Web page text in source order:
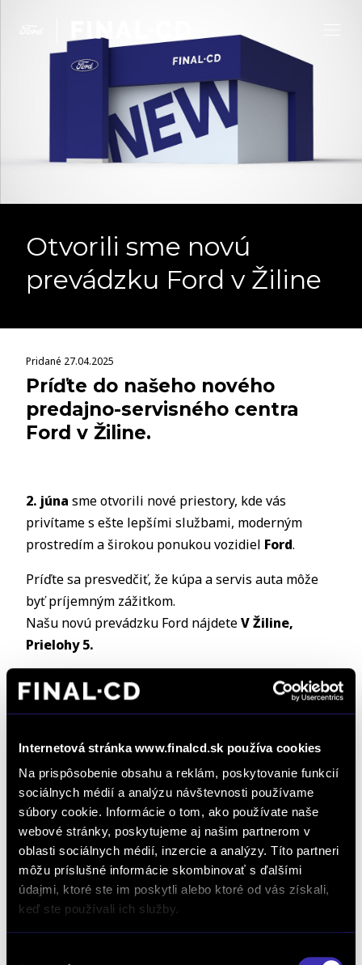
Internetová stránka www.finalcd.sk používa cookies
Na prispôsobenie obsahu a reklám, poskytovanie funkcií
sociálnych médií a analýzu návštevnosti používame
súbory cookie. Informácie o tom, ako používate naše
webové stránky, poskytujeme aj našim partnerom v
oblasti sociálnych médií, inzercie a analýzy. Títo partneri
môžu príslušné informácie skombinovať s ďalšími
údajmi, ktoré ste im poskytli alebo ktoré od vás získali,
keď ste používali ich služby.
Otvorili sme novú
prevádzku Ford v Žiline
Pridané 27.04.2025
Príďte do našeho nového
predajno-servisného centra
Ford v Žiline.
2. júna sme otvorili nové priestory, kde vás
privítame s ešte lepšími službami, moderným
prostredím a širokou ponukou vozidiel Ford.
Príďte sa presvedčiť, že kúpa a servis auta môže
byť príjemným zážitkom.
Našu novú prevádzku Ford nájdeteV Žiline,
Prielohy 5.
Naši odborníci sú pripravení vám pomôcť
pondelok až piatok
hod.
Dopyt na vozidlo